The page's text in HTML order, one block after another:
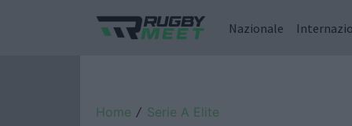
Nazionale
Home / Serie A Elite